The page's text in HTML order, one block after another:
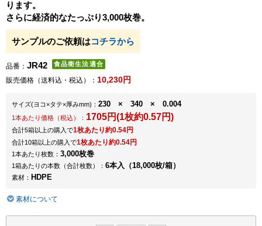
ります。
さらに経済的なたっぷり3,000枚巻。
サンプルのご依頼はコチラから
品番： JR42
販売価格（送料込・税込）： 10,230円
サイズ(ヨコ×タテ×厚みmm) ： 230 × 340 × 0.004
1本あたり価格（税込）： 1705円(1枚約0.57円)
合計5箱以上の購入で1枚あたり約0.54円
合計10箱以上の購入で1枚あたり約0.54円
1本あたり枚数： 3,000枚巻
1箱あたりの本数（合計枚数）： 6本入（18,000枚/箱）
素材： HDPE
素材について